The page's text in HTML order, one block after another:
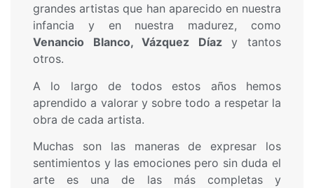
grandes artistas que han aparecido en nuestra
infancia y en nuestra madurez, como
Venancio Blanco, Vázquez Díazy tantos
otros.
A lo largo de todos estos años hemos
aprendido a valorar y sobre todo a respetar la
obra de cada artista.
Muchas son las maneras de expresar los
sentimientos y las emociones pero sin duda el
arte es una de las más completas y